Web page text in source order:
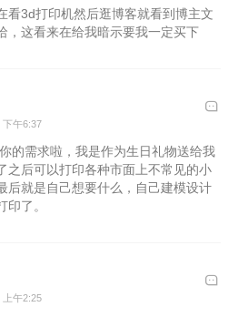
看3d打印机然后逛博客就看到博主文
，这看来在给我暗示要我一定买下
下午6:37
的需求啦，我是作为生日礼物送给我
之后可以打印各种市面上不常见的小
后就是自己想要什么，自己建模设计
印了。
上午2:25